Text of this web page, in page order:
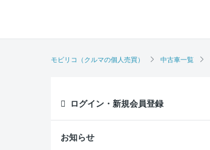
モビリコ（クルマの個人売買） 中古車一覧
ログイン・新規会員登録
お知らせ